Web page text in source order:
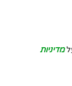
מדיניות